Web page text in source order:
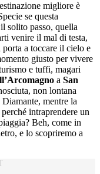
migliore è
se questa
solito passo, quella
venire il mal di testa,
a toccare il cielo e
giusto per vivere
e tuffi, magari
a San
non lontana
mentre la
intraprendere un
Beh, come in
e lo scopriremo a